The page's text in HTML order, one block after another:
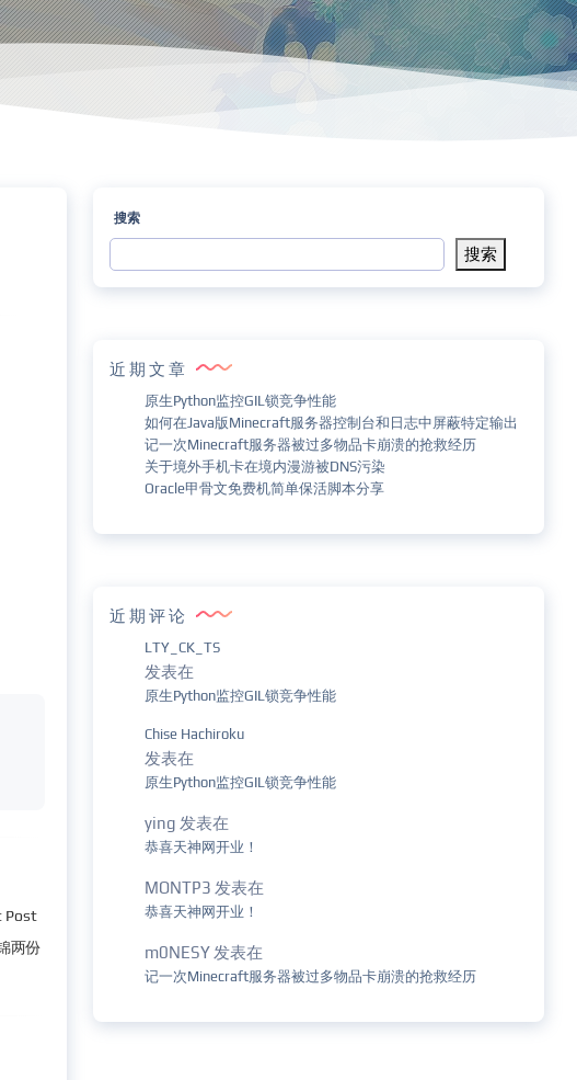
Post
两份
搜索
搜索
近期文章
原生Python监控GIL锁竞争性能
如何在Java版Minecraft服务器控制台和日志中屏蔽特定输出
记一次Minecraft服务器被过多物品卡崩溃的抢救经历
关于境外手机卡在境内漫游被DNS污染
Oracle甲骨文免费机简单保活脚本分享
近期评论
LTY_CK_TS
发表在
原生Python监控GIL锁竞争性能
Chise Hachiroku
发表在
原生Python监控GIL锁竞争性能
ying 发表在
恭喜天神网开业！
MONTP3 发表在
恭喜天神网开业！
m0NESY 发表在
记一次Minecraft服务器被过多物品卡崩溃的抢救经历